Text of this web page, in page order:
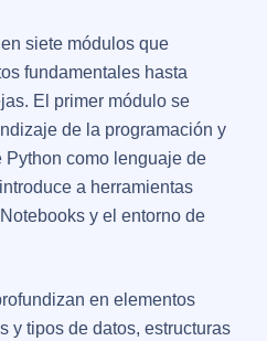
siete módulos que
fundamentales hasta
El primer módulo se
de la programación y
como lenguaje de
a herramientas
y el entorno de
en elementos
y tipos de datos, estructuras